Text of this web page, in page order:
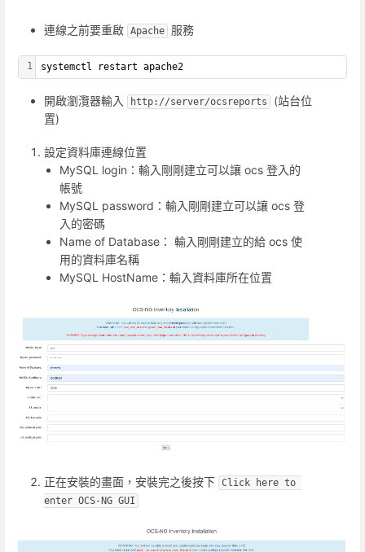
連線之前要重啟 Apache 服務
1 systemctl restart apache2
開啟瀏灠器輸入 http://server/ocsreports
(站台位
置)
設定資料庫連線位置
MySQL login：輸入剛剛建立可以讓 ocs 登入的
帳號
MySQL password：輸入剛剛建立可以讓 ocs 登
入的密碼
Name of Database： 輸入剛剛建立的給 ocs 使
用的資料庫名稱
MySQL HostName：輸入資料庫所在位置
正在安裝的畫面，安裝完之後按下 Click here to
enter OCS-NG GUI